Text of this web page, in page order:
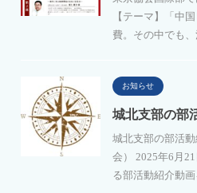
【テーマ】「中
費。その中でも
お知らせ
城北支部の部
城北支部の部活
会） 2025年6月
る部活動紹介動